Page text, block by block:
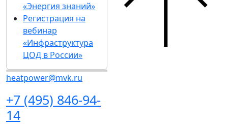
«Энергия знаний»
Регистрация на
вебинар
«Инфраструктура
ЦОД в России»
heatpower@mvk.ru
+7 (495) 846-94-
14